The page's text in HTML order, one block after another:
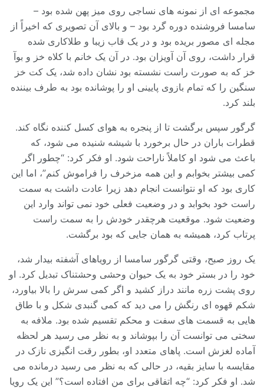
مجموعه ای از نمونه های نساجی روی میز پهن شده بود –
سامسا فروشنده دوره گرد بود – و بالای آن تصویری که اخیراً از
مجله ای مصور بریده بود و در یک قاب زیبا و طلاکاری شده
قرار داشت، روی آن آویزان بود. در آن یک خانم با کلاه خز و بوآ
خز که به صورت راست نشسته بود نشان داده شد، یک کت خز
سنگین را که تمام بازوی پایینی او را پوشانده بود به طرف بیننده
بلند کرد.
گرگور سپس برگشت تا از پنجره به هوای کسل کننده نگاه کند.
قطرات باران در حال برخورد با شیشه شنیده می شود، که
باعث می شود او کاملاً ناراحت شود. او فکر کرد: “چطور اگر
کمی بیشتر بخوابم و این همه مزخرف را فراموش کنم”، اما این
کاری بود که او نتوانست انجام دهد زیرا عادت داشت به سمت
راست خود بخوابد و در وضعیت فعلی خود نمی تواند وارد این
وضعیت شود. موقعیت هرچقدر خودش را به سمت راست
پرتاب کرد، همیشه به همان جایی که بود برگشت.
یک روز صبح، وقتی گرگور سامسا از رویاهای آشفته بیدار شد،
خود را در بستر خود به یک حیوان وحشی وحشتناک تبدیل کرد. او
روی پشت زره مانند دراز کشید و اگر کمی سرش را بالا بیاورد،
شکم قهوه ای رنگش را می دید که کمی گنبدی شکل و با طاق
هایی به قسمت های سفت و محکم تقسیم شده بود. ملافه به
سختی می توانست آن را بپوشاند و به نظر می رسید هر لحظه
آماده لغزش است. پاهای متعدد او، بطور رقت انگیزی نازک در
مقایسه با سایز بقیه، در حالی که به نظر می رسید درمانده می
شد. او فکر کرد: “چه اتفاقی برای من افتاده است؟” این یک رویا